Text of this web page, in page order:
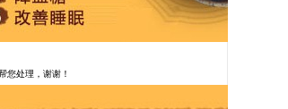
您处理，谢谢！